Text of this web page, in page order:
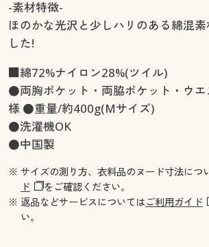
-素材特徴-
ほのかな光沢と少しハリのある綿混
した!
■綿72%ナイロン28%(ツイル)
●両胸ポケット・両脇ポケット・ウエ
様 ●重量/約400g(Mサイズ)
●洗濯機OK
●中国製
※ サイズの測り方、衣料品のヌード寸法につ
ド
をご確認ください。
※ 返品などサービスについてはご利用ガイド
い。